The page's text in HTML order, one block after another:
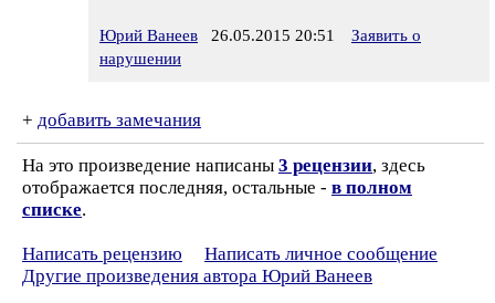
Юрий Ванеев 26.05.2015 20:51
Заявить о
нарушении
+ добавить замечания
На это произведение написаны 3 рецензии, здесь
отображается последняя, остальные - в полном
списке.
Написать рецензию
Написать личное сообщение
Другие произведения автора Юрий Ванеев